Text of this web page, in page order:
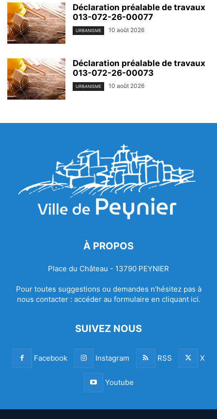
Déclaration préalable de travaux
013-072-26-00077
URBANISME 10 août 2026
Déclaration préalable de travaux
013-072-26-00073
URBANISME 10 août 2026
À PROPOS
Place du Château - 13790 PEYNIER
Pour toutes suggestions ou demandes n’hésitez pas à
nous contacter : accéder au formulaire en cliquant ici.
SUIVEZ NOUS
Facebook Instagram RSS X
Youtube